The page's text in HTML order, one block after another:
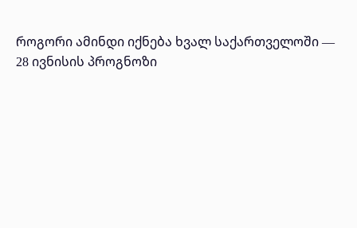
როგორი ამინდი იქნება ხვალ საქართველოში —
28 ივნისის პროგნოზი